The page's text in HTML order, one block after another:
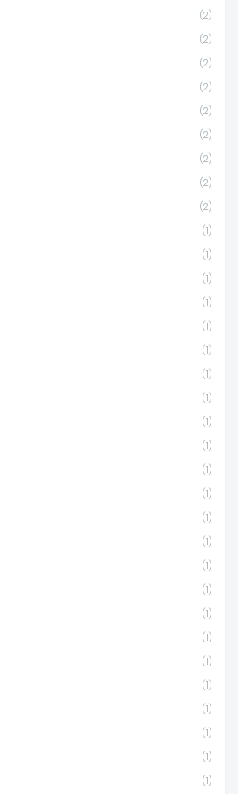
(2)
(2)
(2)
(2)
(2)
(2)
(2)
(2)
(2)
(1)
(1)
(1)
(1)
(1)
(1)
(1)
(1)
(1)
(1)
(1)
(1)
(1)
(1)
(1)
(1)
(1)
(1)
(1)
(1)
(1)
(1)
(1)
(1)